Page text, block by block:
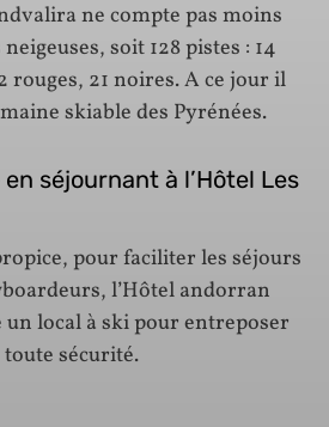
ne compte pas moins
soit 128 pistes : 14
rouges, 21 noires. A ce jour il
skiable des Pyrénées.
séjournant à l’Hôtel Les
pour faciliter les séjours
l’Hôtel andorran
un local à ski pour entreposer
sécurité.